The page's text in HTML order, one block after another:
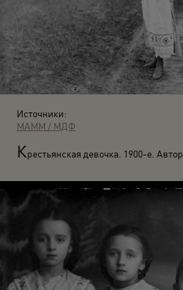
Источники:
МАММ / МДФ
Крестьянская девочка. 1900-е.